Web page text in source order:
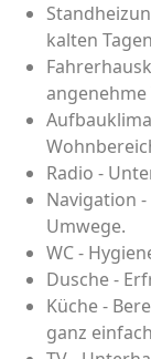
kalten
Radio -
Navigation
Umwege.
WC -
Dusche -
Küche -
ganz